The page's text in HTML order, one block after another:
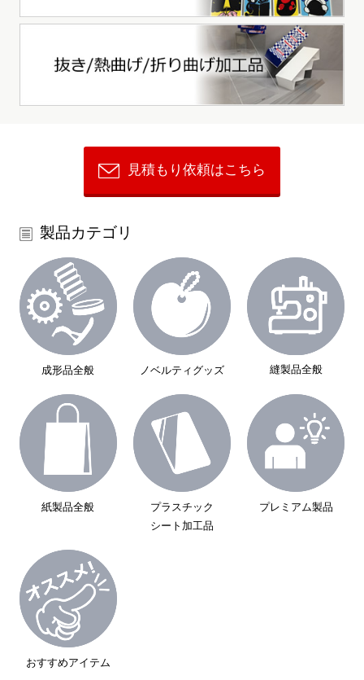
見積もり依頼はこちら
製品カテゴリ
成形品全般 ノベルティグッズ 縫製品全般
紙製品全般
プラスチック
シート加工品
プレミアム製品
おすすめアイテム